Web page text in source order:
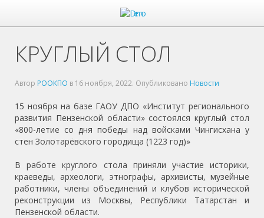
КРУГЛЫЙ СТОЛ
Автор РООКПО в 16 ноября, 2022. Опубликовано Новости
15 ноября на базе ГАОУ ДПО «Институт регионального
развития Пензенской области» состоялся круглый стол
«800-летие со дня победы над войсками Чингисхана у
стен Золотарёвского городища (1223 год)»
В работе круглого стола приняли участие историки,
краеведы, археологи, этнографы, архивисты, музейные
работники, члены объединений и клубов исторической
реконструкции из Москвы, Республики Татарстан и
Пензенской области.